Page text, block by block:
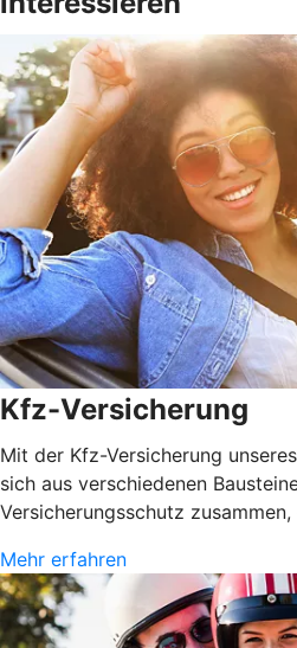
Kfz-Versicherung
Mit der Kfz-Versicherung
sich aus verschiedenen
Versicherungsschutz
Mehr erfahren